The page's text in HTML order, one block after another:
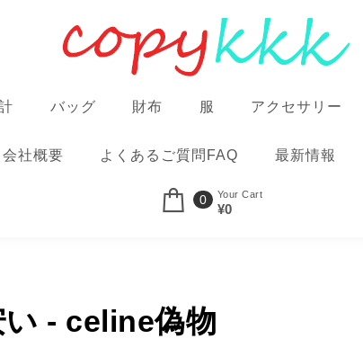
バッグ 財布 服 アクセサリー
会社概要 よくあるご質問FAQ 最新情報
0 Your Cart
¥0
- celine偽物